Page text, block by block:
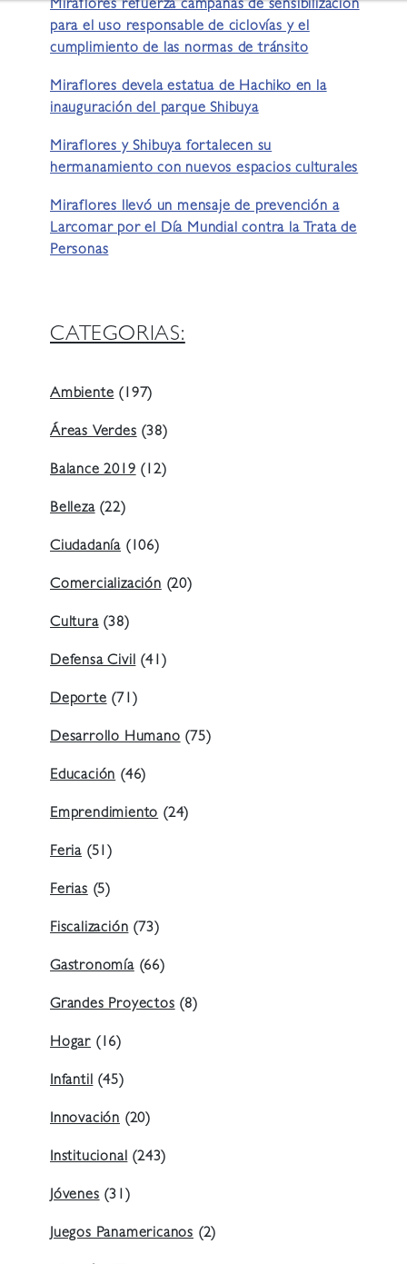
Miraflores refuerza campañas de sensibilización
para el uso responsable de ciclovías y el
cumplimiento de las normas de tránsito
Miraflores devela estatua de Hachiko en la
inauguración del parque Shibuya
Miraflores y Shibuya fortalecen su
hermanamiento con nuevos espacios culturales
Miraflores llevó un mensaje de prevención a
Larcomar por el Día Mundial contra la Trata de
Personas
CATEGORIAS:
Ambiente(197)
Áreas Verdes(38)
Balance 2019(12)
Belleza(22)
Ciudadanía (106)
Comercialización(20)
Cultura(38)
Defensa Civil(41)
Deporte(71)
Desarrollo Humano(75)
Educación(46)
Emprendimiento(24)
Feria (51)
Ferias(5)
Fiscalización(73)
Gastronomía(66)
Grandes Proyectos(8)
Hogar (16)
Infantil(45)
Innovación (20)
Institucional(243)
Jóvenes(31)
Juegos Panamericanos (2)